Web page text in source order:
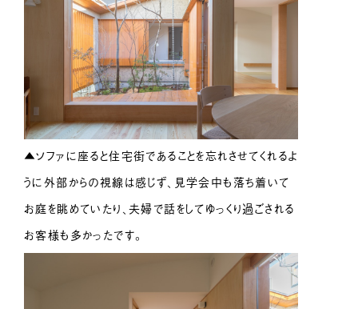
▲ソファに座ると住宅街であることを忘れさせてくれるよ
うに外部からの視線は感じず、見学会中も落ち着いて
お庭を眺めていたり、夫婦で話をしてゆっくり過ごされる
お客様も多かったです。